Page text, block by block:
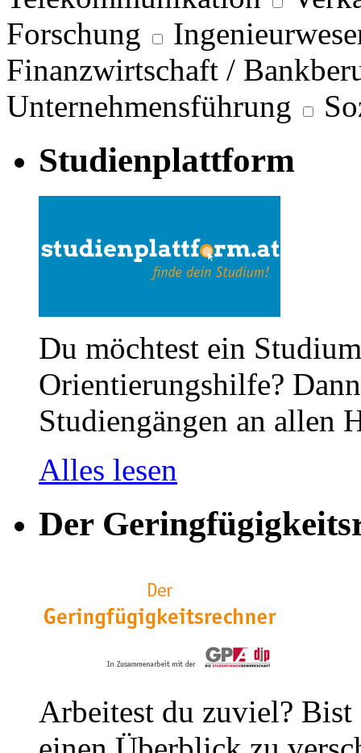
Forschung
Finanzwirtschaft /
Unternehmensführung
Studienplattform
Du möchtest ein
Orientierungshilfe?
Studiengängen an allen
Alles lesen
Der
Arbeitest du zuviel?